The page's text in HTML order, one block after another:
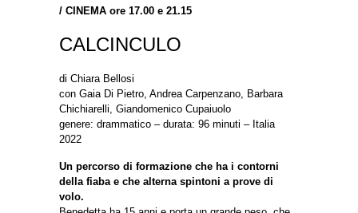
/ CINEMA ore 17.00 e 21.15
CALCINCULO
di Chiara Bellosi
con Gaia Di Pietro, Andrea Carpenzano, Barbara
Chichiarelli, Giandomenico Cupaiuolo
genere: drammatico – durata: 96 minuti – Italia
2022
Un percorso di formazione che ha i contorni
della fiaba e che alterna spintoni a prove di
volo.